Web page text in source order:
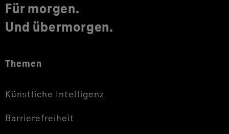
Für morgen.
Und übermorgen.
Themen
Künstliche Intelligenz
Barrierefreiheit